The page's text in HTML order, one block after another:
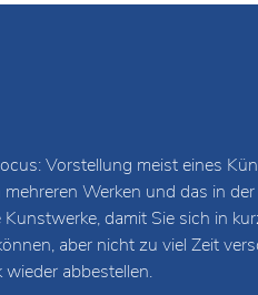
Vorstellung meist eines
Werken und das in
damit Sie sich in
aber nicht zu viel Zeit
wieder abbestellen.